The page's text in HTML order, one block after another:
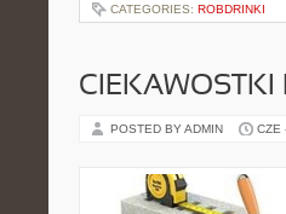
CATEGORIES: ROBDRINKI
CIEKAWOSTKI
POSTED BY ADMIN CZE